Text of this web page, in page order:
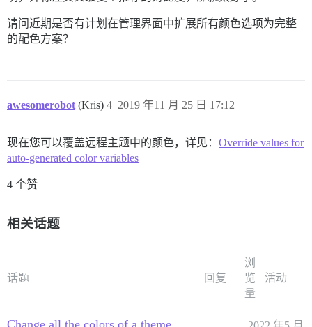
请问近期是否有计划在管理界面中扩展所有颜色选项为完整
的配色方案？
awesomerobot (Kris) 2019 年11 月 25 日 17:12
4
现在您可以覆盖远程主题中的颜色，详见： Override values for
auto-generated color variables
4 个赞
相关话题
话题 回复
浏
览
量
活动
Change all the colors of a theme